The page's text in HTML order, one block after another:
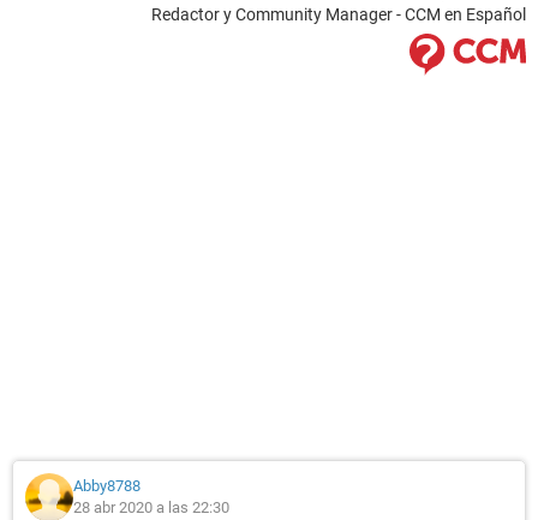
Redactor y Community Manager - CCM en Español
Abby8788
28 abr 2020 a las 22:30